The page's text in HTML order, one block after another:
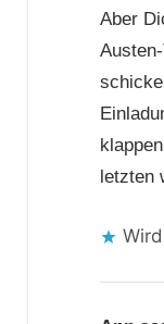
Aber
letzten